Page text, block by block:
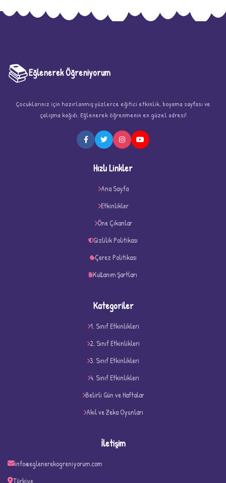
D
📚Eğlenerek Öğreniyorum
Çocuklarınız için hazırlanmış yüzlerce eğitici etkinlik, boyama sayfası ve
çalışma kağıdı. Eğlenerek öğrenmenin en güzel adresi!
Hızlı Linkler
Ana Sayfa
Etkinlikler
Öne Çıkanlar
Gizlilik Politikası
Çerez Politikası
Kullanım Şartları
Kategoriler
1. Sınıf Etkinlikleri
2. Sınıf Etkinlikleri
3. Sınıf Etkinlikleri
4. Sınıf Etkinlikleri
Belirli Gün ve Haftalar
Akıl ve Zeka Oyunları
İletişim
info@eglenerekogreniyorum.com
Türkiye